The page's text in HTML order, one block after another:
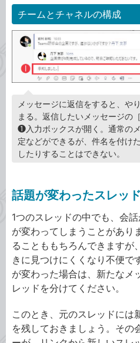
チームとチャネルの構成
メッセージに返信をすると、や
まる。返信したいメッセージの
❶入力ボックスが開く。通常の
定などができるが、件名を付け
したりすることはできない。
話題が変わったスレッ
1つのスレッドの中でも、会
が変わってしまうことがあり
ることももちろんできますが
きに見つけにくくなり不便で
が変わった場合は、新たなメ
レッドを分けてください。
このとき、元のスレッドには
を残しておきましょう。その